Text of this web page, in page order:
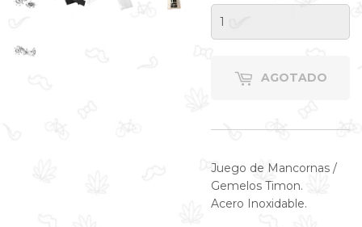
AGOTADO
Juego de Mancornas /
Gemelos Timon.
Acero Inoxidable.